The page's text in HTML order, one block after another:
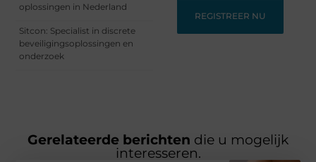
oplossingen in Nederland
Sitcon: Specialist in discrete
beveiligingsoplossingen en
onderzoek
REGISTREER NU
Gerelateerde berichten die u mogelijk
interesseren.